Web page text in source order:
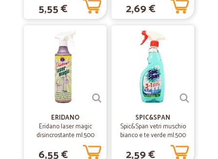
5,55 € 2,69 €
ERIDANO
Eridano laser magic
disincrostante ml.500
6,55 €
SPIC&SPAN
Spic&Span vetri muschio
bianco e te verde ml.500
2,59 €